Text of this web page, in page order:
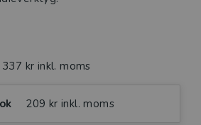
337 kr inkl. moms
209 kr inkl. moms